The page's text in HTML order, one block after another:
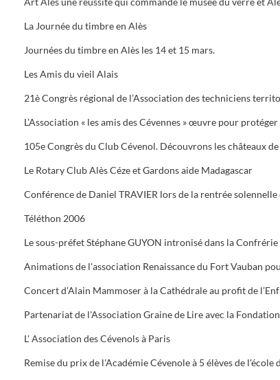
La Journée du timbre en Alès
Journées du timbre en Alès les 14 et 15 mars.
Les Amis du vieil Alais
Le Rotary Club Alès Céze et Gardons aide Madagascar
Téléthon 2006
L' Association des Cévenols à Paris